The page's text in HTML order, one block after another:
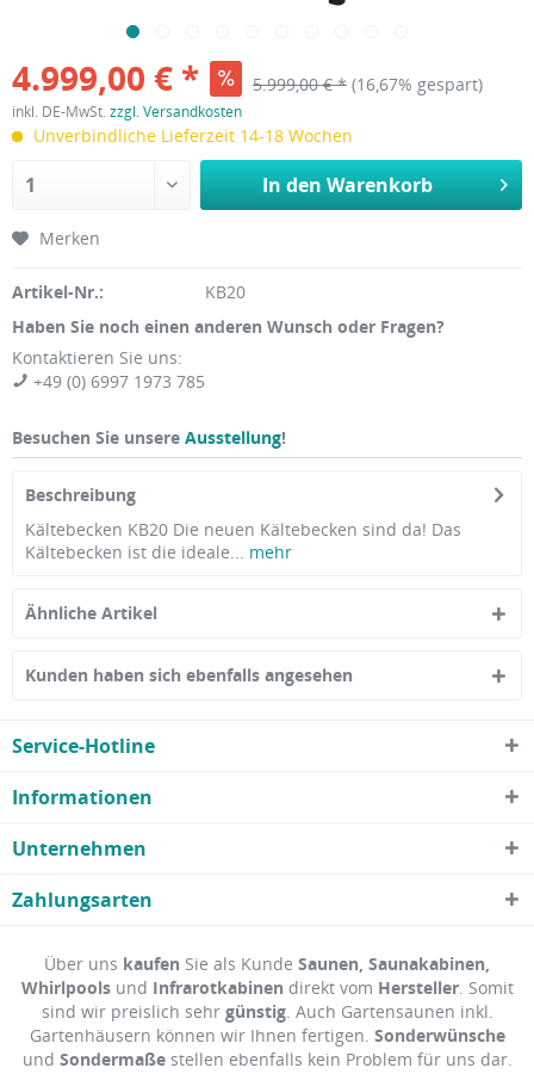
4.999,00 € * 5.999,00 € * (16,67% gespart)
inkl. DE-MwSt. zzgl. Versandkosten
Unverbindliche Lieferzeit 14-18 Wochen
In den Warenkorb
Merken
Artikel-Nr.:
KB20
Haben Sie noch einen anderen Wunsch oder Fragen?
Kontaktieren Sie uns:
+49 (0) 6997 1973 785
Besuchen Sie unsere Ausstellung!
Beschreibung
Kältebecken KB20 Die neuen Kältebecken sind da! Das
Kältebecken ist die ideale... mehr
Ähnliche Artikel
Kunden haben sich ebenfalls angesehen
Service-Hotline
Informationen
Unternehmen
Zahlungsarten
Über uns kaufen Sie als Kunde Saunen, Saunakabinen,
Whirlpoolsund Infrarotkabinen direkt vom Hersteller. Somit
sind wir preislich sehr günstig. Auch Gartensaunen inkl.
Gartenhäusern können wir Ihnen fertigen. Sonderwünsche
und Sondermaßestellen ebenfalls kein Problem für uns dar.